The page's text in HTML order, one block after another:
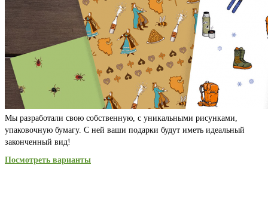
Мы разработали свою собственную, с уникальными рисунками,
упаковочную бумагу. С ней ваши подарки будут иметь идеальный
законченный вид!
Посмотреть варианты